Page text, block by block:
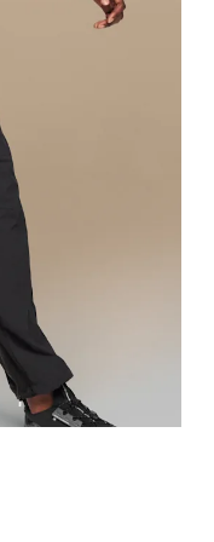
Taille.